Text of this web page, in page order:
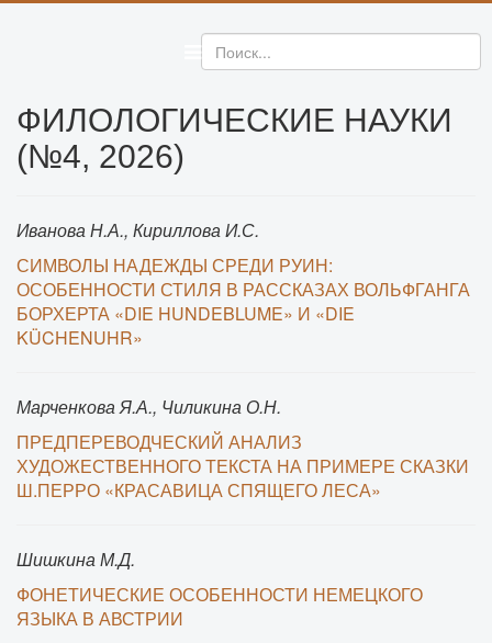
ФИЛОЛОГИЧЕСКИЕ НАУКИ
(№4, 2026)
Иванова Н.А., Кириллова И.С.
СИМВОЛЫ НАДЕЖДЫ СРЕДИ РУИН:
ОСОБЕННОСТИ СТИЛЯ В РАССКАЗАХ ВОЛЬФГАНГА
БОРХЕРТА «DIE HUNDEBLUME» И «DIE
KÜCHENUHR»
Марченкова Я.А., Чиликина О.Н.
ПРЕДПЕРЕВОДЧЕСКИЙ АНАЛИЗ
ХУДОЖЕСТВЕННОГО ТЕКСТА НА ПРИМЕРЕ СКАЗКИ
Ш.ПЕРРО «КРАСАВИЦА СПЯЩЕГО ЛЕСА»
Шишкина М.Д.
ФОНЕТИЧЕСКИЕ ОСОБЕННОСТИ НЕМЕЦКОГО
ЯЗЫКА В АВСТРИИ